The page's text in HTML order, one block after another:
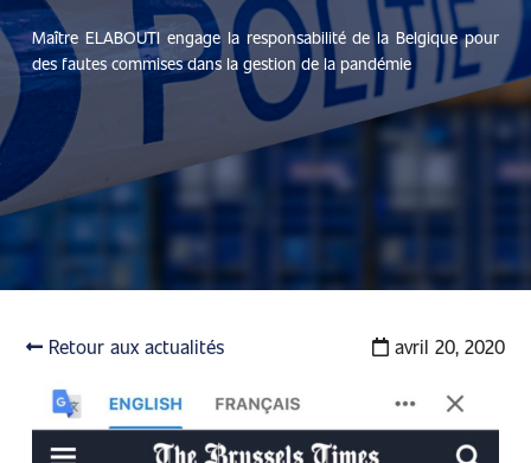
Maître ELABOUTI engage la responsabilité de la Belgique pour
des fautes commises dans la gestion de la pandémie
Retour aux actualités avril 20, 2020